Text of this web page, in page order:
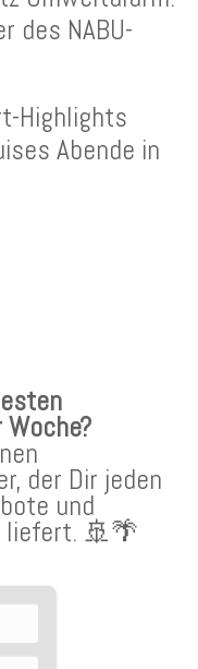
des NABU-
Highlights
Abende in
der Dir jeden
und
liefert. 🚢🌴